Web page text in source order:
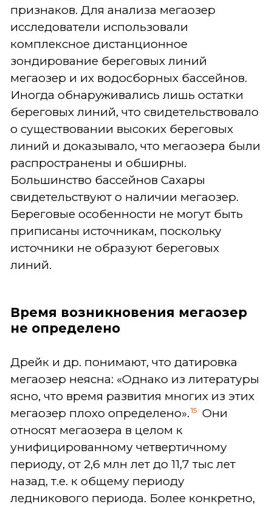
признаков. Для анализа мегаозер
исследователи использовали
комплексное дистанционное
зондирование береговых линий
мегаозер и их водосборных бассейнов.
Иногда обнаруживались лишь остатки
береговых линий, что свидетельствовало
о существовании высоких береговых
линий и доказывало, что мегаозера были
распространены и обширны.
Большинство бассейнов Сахары
свидетельствуют о наличии мегаозер.
Береговые особенности не могут быть
приписаны источникам, поскольку
источники не образуют береговых
линий.
Время возникновения мегаозер
не определено
Дрейк и др. понимают, что датировка
мегаозер неясна: «Однако из литературы
ясно, что время развития многих из этих
мегаозер плохо определено». 15 Они
относят мегаозера в целом к
унифицированному четвертичному
периоду, от 2,6 млн лет до 11,7 тыс лет
назад, т.е. к общему периоду
ледникового периода. Более конкретно,